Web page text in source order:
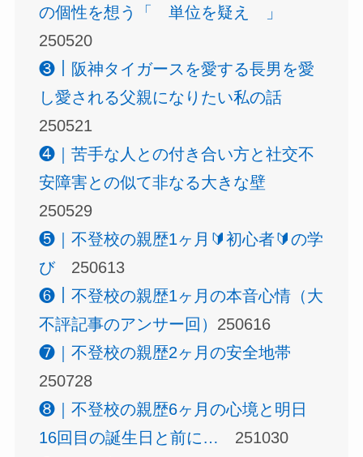
の個性を想う「 単位を疑え 」
250520
❸｜阪神タイガースを愛する長男を愛
し愛される父親になりたい私の話
250521
❹｜苦手な人との付き合い方と社交不
安障害との似て非なる大きな壁
250529
❺｜不登校の親歴1ヶ月🔰初心者🔰の学
び250613
❻｜不登校の親歴1ヶ月の本音心情（大
不評記事のアンサー回） 250616
❼｜不登校の親歴2ヶ月の安全地帯
250728
❽｜不登校の親歴6ヶ月の心境と明日
16回目の誕生日と前に… 251030